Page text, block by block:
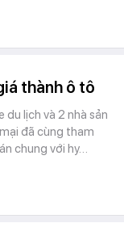
thành ô tô
du lịch và 2 nhà sản
đã cùng tham
chung với hy…